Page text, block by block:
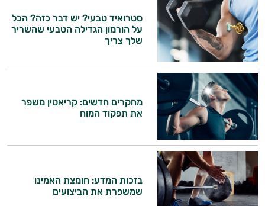
סטרואיד טבעי? יש דבר כזה? הכל
על הורמון הגדילה הטבעי שהשריר
שלך צריך
מחקרים חדשים: קריאטין משפר
את תפקוד המוח
בזכות המדע: חומצת האמינו
שמשפרת את הביצועים
היי,
אני יועץ הבריאות האישי AI של טבע בריא.
התשובות שלי מבוססות על מאגרי מידע קליניים
וספרות מקצועית בתחומי הרפואה הטבעית
ותזונת הספורט.
אני כאן כדי לעזור לך להתאים את תוספי
התזונה ומוצרי הבריאות המדויקים למטרות
ולמצב הגופני שלך, ולהסביר לך אילו רכיבים
עובדים יחד כדי למקסם תוצאות גם בחיי היום
יום וגם בתחום הכושר והספורט.